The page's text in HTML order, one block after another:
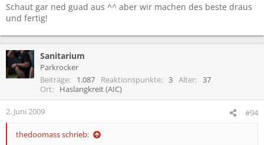
Schaut gar ned guad aus ^^ aber wir machen des beste draus
und fertig!
Sanitarium
Parkrocker
Beiträge
1.087 Reaktionspunkte 3 Alter
37
Ort
Haslangkreit (AIC)
2. Juni 2009 #94
thedoomass schrieb: